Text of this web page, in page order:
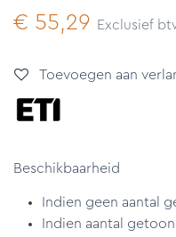
€ 55,29 Exclusief
Toevoegen aan
Beschikbaarheid
Indien geen aantal
Indien aantal